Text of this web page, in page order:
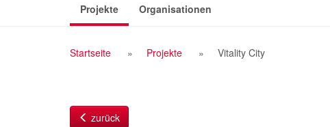
Projekte(aktiv)Organisationen
Breadcrumb
Startseite Projekte Vitality City
zurück